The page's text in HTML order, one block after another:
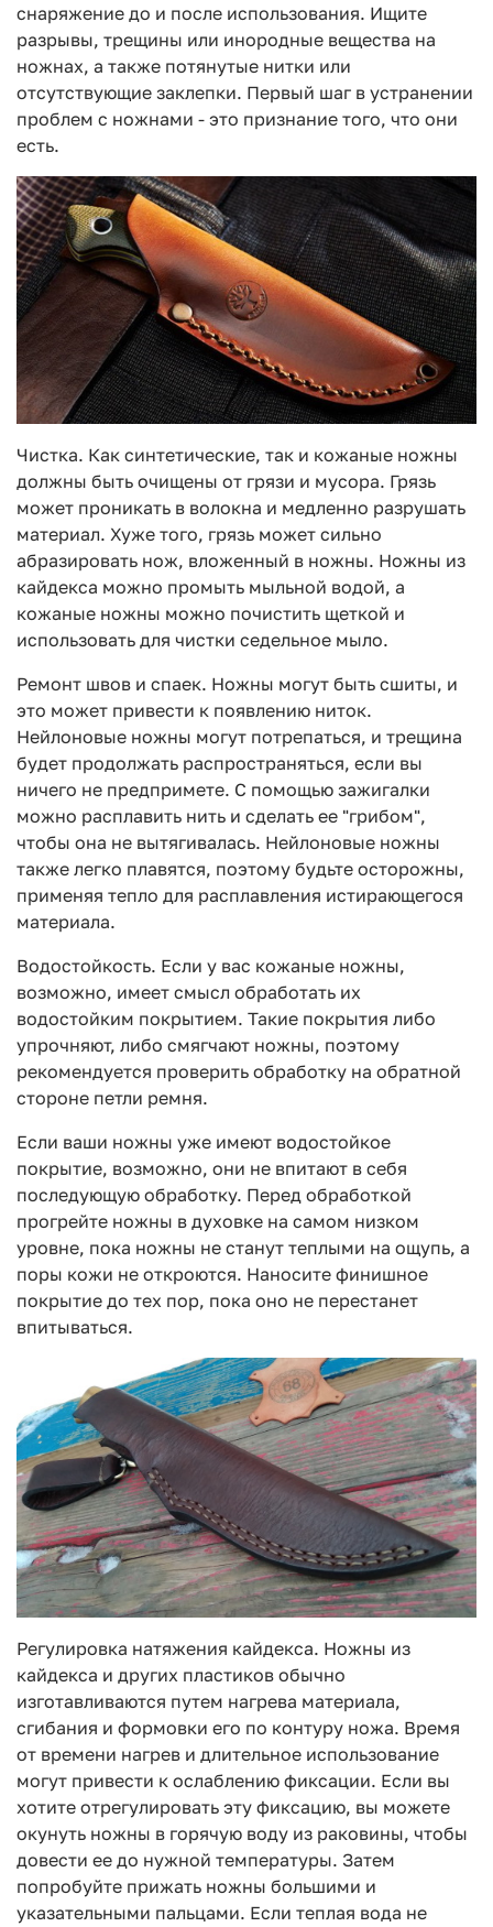
снаряжение до и после использования. Ищите
разрывы, трещины или инородные вещества на
ножнах, а также потянутые нитки или
отсутствующие заклепки. Первый шаг в устранении
проблем с ножнами - это признание того, что они
есть.
Чистка. Как синтетические, так и кожаные ножны
должны быть очищены от грязи и мусора. Грязь
может проникать в волокна и медленно разрушать
материал. Хуже того, грязь может сильно
абразировать нож, вложенный в ножны. Ножны из
кайдекса можно промыть мыльной водой, а
кожаные ножны можно почистить щеткой и
использовать для чистки седельное мыло.
Ремонт швов и спаек. Ножны могут быть сшиты, и
это может привести к появлению ниток.
Нейлоновые ножны могут потрепаться, и трещина
будет продолжать распространяться, если вы
ничего не предпримете. С помощью зажигалки
можно расплавить нить и сделать ее "грибом",
чтобы она не вытягивалась. Нейлоновые ножны
также легко плавятся, поэтому будьте осторожны,
применяя тепло для расплавления истирающегося
материала.
Водостойкость. Если у вас кожаные ножны,
возможно, имеет смысл обработать их
водостойким покрытием. Такие покрытия либо
упрочняют, либо смягчают ножны, поэтому
рекомендуется проверить обработку на обратной
стороне петли ремня.
Если ваши ножны уже имеют водостойкое
покрытие, возможно, они не впитают в себя
последующую обработку. Перед обработкой
прогрейте ножны в духовке на самом низком
уровне, пока ножны не станут теплыми на ощупь, а
поры кожи не откроются. Наносите финишное
покрытие до тех пор, пока оно не перестанет
впитываться.
Регулировка натяжения кайдекса. Ножны из
кайдекса и других пластиков обычно
изготавливаются путем нагрева материала,
сгибания и формовки его по контуру ножа. Время
от времени нагрев и длительное использование
могут привести к ослаблению фиксации. Если вы
хотите отрегулировать эту фиксацию, вы можете
окунуть ножны в горячую воду из раковины, чтобы
довести ее до нужной температуры. Затем
попробуйте прижать ножны большими и
указательными пальцами. Если теплая вода не